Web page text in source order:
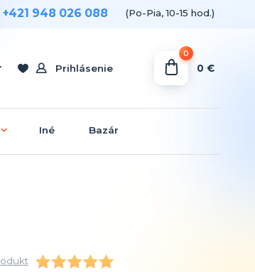
Prihlásenie
+421 948 026 088 (Po-Pia, 10-15 hod.)
0
0 €
Iné Bazár